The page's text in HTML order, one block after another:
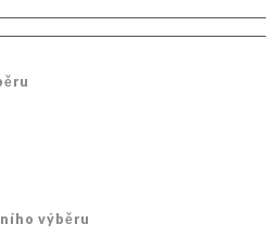
výběru